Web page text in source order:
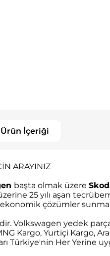
Ürün İçeriği
ARAYINIZ
başta olmak üzere
25 yılı aşan
çözümler
Volkswagen yedek
Kargo, Yurtiçi Kargo,
Türkiye'nin Her Yerine